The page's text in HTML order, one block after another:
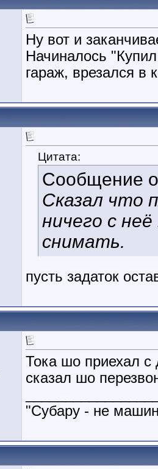
Ну вот и
Начиналось
гараж, врезался в
Цитата:
Сообщение
Сказал что
ничего с
снимать.
пусть задаток
Тока шо приехал
сказал шо
"Субару - не